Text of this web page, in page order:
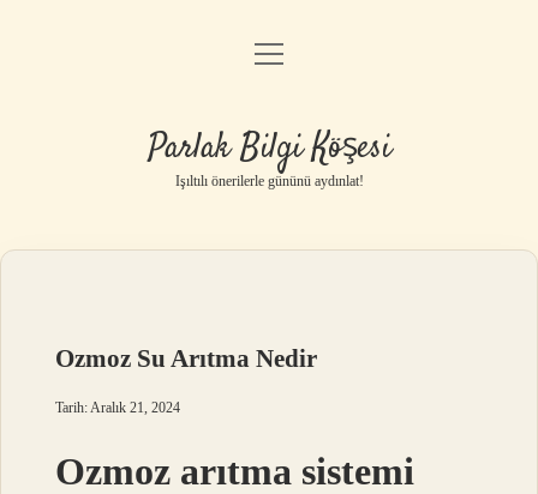
Anasayfa
Yasal Uyarı
menüyü
Parlak Bilgi Köşesi
Işıltılı önerilerle gününü aydınlat!
Ozmoz Su Arıtma Nedir
Tarih: Aralık 21, 2024
Ozmoz arıtma sistemi